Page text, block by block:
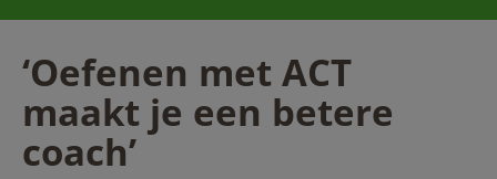
‘Oefenen met ACT
maakt je een betere
coach’